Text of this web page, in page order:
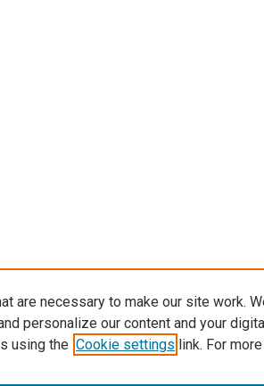
are necessary to make our site work.
personalize our content and your
using the Cookie settings link. For